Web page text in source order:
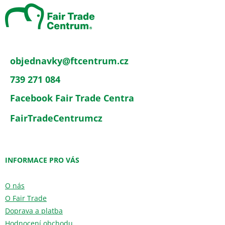
objednavky@ftcentrum.cz
739 271 084
Facebook Fair Trade Centra
FairTradeCentrumcz
INFORMACE PRO VÁS
O nás
O Fair Trade
Doprava a platba